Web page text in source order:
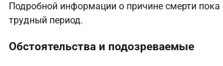
Подробной информации о причине смерти
трудный период.
Обстоятельства и подозреваемые